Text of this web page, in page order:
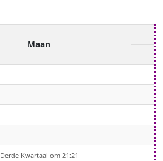
Maan
Derde Kwartaal om 21:21